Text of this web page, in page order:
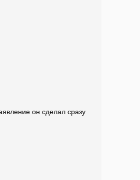
он сделал сразу